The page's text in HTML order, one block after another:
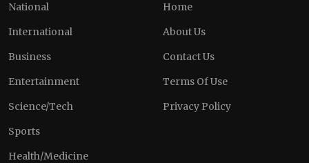
National
International
Business
Entertainment
Science/Tech
Sports
Health/Medicine
Home
About Us
Contact Us
Terms Of Use
Privacy Policy